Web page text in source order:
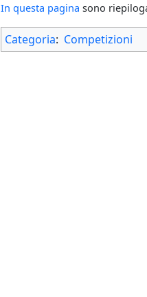
In questa pagina sono
Categoria: Competizioni